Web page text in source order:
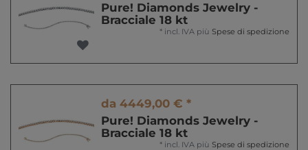
Pure! Diamonds Jewelry -
Bracciale 18 kt
* incl. IVA più Spese di spedizione
da 4449,00 € *
Pure! Diamonds Jewelry -
Bracciale 18 kt
* incl. IVA più Spese di spedizione